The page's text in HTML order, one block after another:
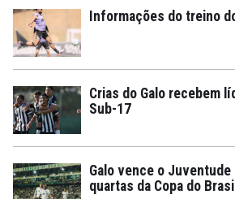
Informações do treino
Crias do Galo recebem
Sub-17
Galo vence o Juventude
quartas da Copa do Brasil